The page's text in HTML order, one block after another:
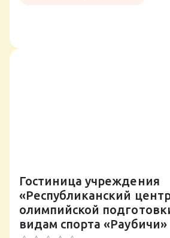
Гостиница учреждения
«Республиканский
олимпийской
видам спорта «Раубичи»